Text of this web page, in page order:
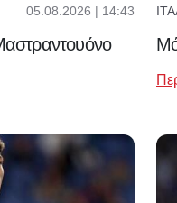
05.08.2026 | 14:43